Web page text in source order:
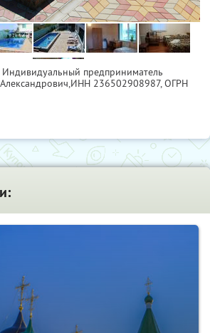
Индивидуальный предприниматель
ИНН 236502908987, ОГРН